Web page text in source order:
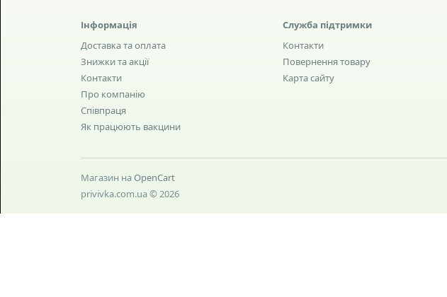
Інформація
Доставка та оплата
Знижки та акції
Контакти
Про компанію
Співпраця
Як працюють вакцини
Служба підтримки
Контакти
Повернення товару
Карта сайту
Магазин на OpenCart
privivka.com.ua © 2026